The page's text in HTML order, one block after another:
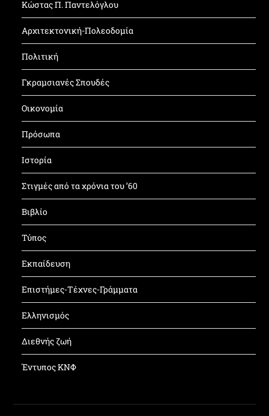
Κώστας Π. Παντελόγλου
Αρχιτεκτονική-Πολεοδομία
Πολιτική
Γκραμσιανές Σπουδές
Οικονομία
Πρόσωπα
Ιστορία
Στιγμές από τα χρόνια του ’60
Βιβλίο
Τύπος
Εκπαίδευση
Επιστήμες-Τέχνες-Γράμματα
Ελληνισμός
Διεθνής ζωή
Έντυπος ΚΝΦ